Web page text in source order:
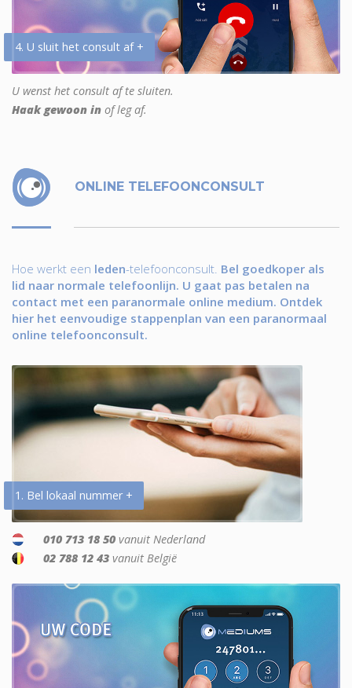
4. U sluit het consult af +
U wenst het consult af te sluiten.
Haak gewoon in of leg af.
ONLINE TELEFOONCONSULT
Hoe werkt een leden-telefoonconsult. Bel goedkoper als
lid naar normale telefoonlijn. U gaat pas betalen na
contact met een paranormale online medium. Ontdek
hier het eenvoudige stappenplan van een paranormaal
online telefoonconsult.
1. Bel lokaal nummer +
010 713 18 50 vanuit Nederland
02 788 12 43 vanuit België